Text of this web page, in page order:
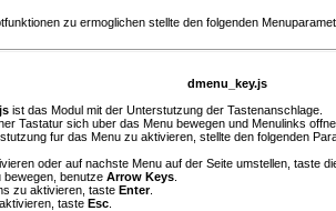
zu ermoglichen stellte den folgenden
dmenu_key.js
ist das Modul mit der Unterstutzung der Tastenanschlage.
Tastatur sich uber das Menu bewegen und Menulinks
fur das Menu zu aktivieren, stellte den folgenden
oder auf nachste Menu auf der Seite umstellen, taste
bewegen, benutze Arrow Keys
zu aktivieren, taste Enter.
taste Esc